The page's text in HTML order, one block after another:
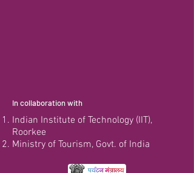
In collaboration with
Indian Institute of Technology (IIT),
Roorkee
Ministry of Tourism, Govt. of India